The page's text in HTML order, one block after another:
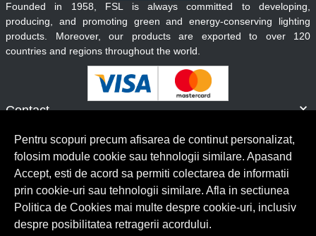
Contact
Servicii clienti
Founded in 1958, FSL is always committed to developing,
producing, and promoting green and energy-conserving lighting
products. Moreover, our products are exported to over 120
countries and regions throughout the world.
© Copyright 2026 Lumilux. Toate drepturile rezervate.
Pentru scopuri precum afisarea de continut personalizat,
folosim module cookie sau tehnologii similare. Apasand
Accept, esti de acord sa permiti colectarea de informatii
prin cookie-uri sau tehnologii similare. Afla in sectiunea
Politica de Cookies mai multe despre cookie-uri, inclusiv
despre posibilitatea retragerii acordului.